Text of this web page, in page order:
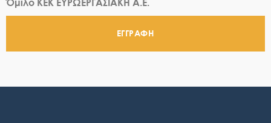
ΕΓΓΡΑΦΗ